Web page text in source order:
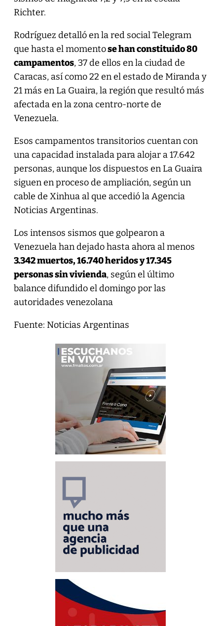
Richter.
Rodríguez detalló en la red social Telegram
que hasta el momentose han constituido 80
campamentos, 37 de ellos en la ciudad de
Caracas, así como 22 en el estado de Miranda y
21 más en La Guaira, la región que resultó más
afectada en la zona centro-norte de
Venezuela.
Esos campamentos transitorios cuentan con
una capacidad instalada para alojar a 17.642
personas, aunque los dispuestos en La Guaira
siguen en proceso de ampliación, según un
cable de Xinhua al que accedió la Agencia
Noticias Argentinas.
Los intensos sismos que golpearon a
Venezuela han dejado hasta ahora al menos
3.342 muertos, 16.740 heridos y 17.345
personas sin vivienda, según el último
balance difundido el domingo por las
autoridades venezolana
Fuente: Noticias Argentinas